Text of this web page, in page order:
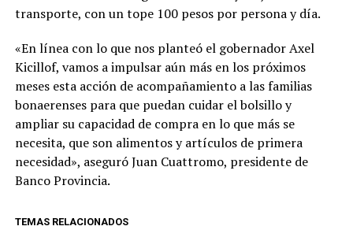
transporte, con un tope 100 pesos por persona y día.
«En línea con lo que nos planteó el gobernador Axel
Kicillof, vamos a impulsar aún más en los próximos
meses esta acción de acompañamiento a las familias
bonaerenses para que puedan cuidar el bolsillo y
ampliar su capacidad de compra en lo que más se
necesita, que son alimentos y artículos de primera
necesidad», aseguró Juan Cuattromo, presidente de
Banco Provincia.
TEMAS RELACIONADOS